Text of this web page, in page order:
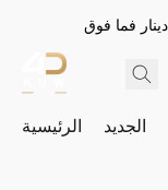
الرئيسية الجديد